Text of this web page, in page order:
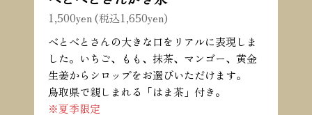
1,500yen (税込1,650yen)
べとべとさんの大きな口をリアルに表現しま
した。いちご、もも、抹茶、マンゴー、黄金
生姜からシロップをお選びいただけます。
鳥取県で親しまれる「はま茶」付き。
※夏季限定